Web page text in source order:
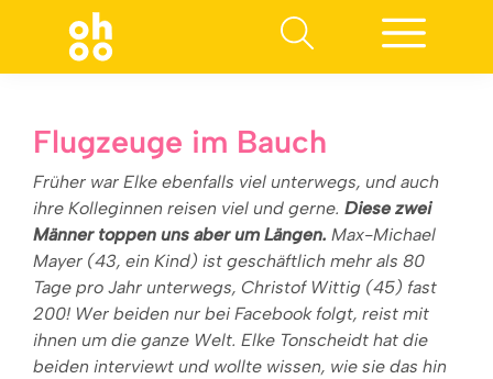
Flugzeuge im Bauch
Früher war Elke ebenfalls viel unterwegs, und auch
ihre Kolleginnen reisen viel und gerne. Diese zwei
Männer toppen uns aber um Längen. Max-Michael
Mayer (43, ein Kind) ist geschäftlich mehr als 80
Tage pro Jahr unterwegs, Christof Wittig (45) fast
200! Wer beiden nur bei Facebook folgt, reist mit
ihnen um die ganze Welt. Elke Tonscheidt hat die
beiden interviewt und wollte wissen, wie sie das hin